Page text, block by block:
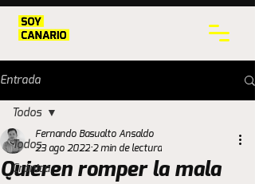
Entrada
Todos
Crónica
Todos
Quieren romper la mala
Fernando Basualto Ansaldo
23 ago 2022 2 min de lectura